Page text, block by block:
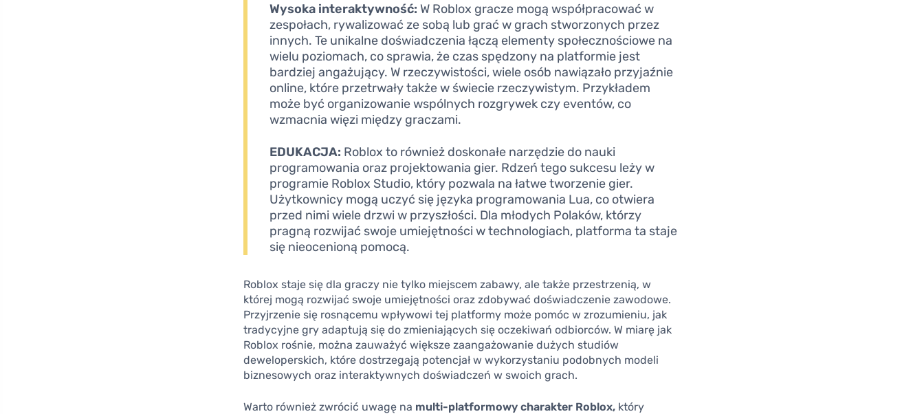
Wysoka interaktywność: W Roblox gracze mogą współpracować w
zespołach, rywalizować ze sobą lub grać w grach stworzonych przez
innych. Te unikalne doświadczenia łączą elementy społecznościowe na
wielu poziomach, co sprawia, że czas spędzony na platformie jest
bardziej angażujący. W rzeczywistości, wiele osób nawiązało przyjaźnie
online, które przetrwały także w świecie rzeczywistym. Przykładem
może być organizowanie wspólnych rozgrywek czy eventów, co
wzmacnia więzi między graczami.
EDUKACJA: Roblox to również doskonałe narzędzie do nauki
programowania oraz projektowania gier. Rdzeń tego sukcesu leży w
programie Roblox Studio, który pozwala na łatwe tworzenie gier.
Użytkownicy mogą uczyć się języka programowania Lua, co otwiera
przed nimi wiele drzwi w przyszłości. Dla młodych Polaków, którzy
pragną rozwijać swoje umiejętności w technologiach, platforma ta staje
się nieocenioną pomocą.
Roblox staje się dla graczy nie tylko miejscem zabawy, ale także przestrzenią, w
której mogą rozwijać swoje umiejętności oraz zdobywać doświadczenie zawodowe.
Przyjrzenie się rosnącemu wpływowi tej platformy może pomóc w zrozumieniu, jak
tradycyjne gry adaptują się do zmieniających się oczekiwań odbiorców. W miarę jak
Roblox rośnie, można zauważyć większe zaangażowanie dużych studiów
deweloperskich, które dostrzegają potencjał w wykorzystaniu podobnych modeli
biznesowych oraz interaktywnych doświadczeń w swoich grach.
Warto również zwrócić uwagę na multi-platformowy charakter Roblox, który